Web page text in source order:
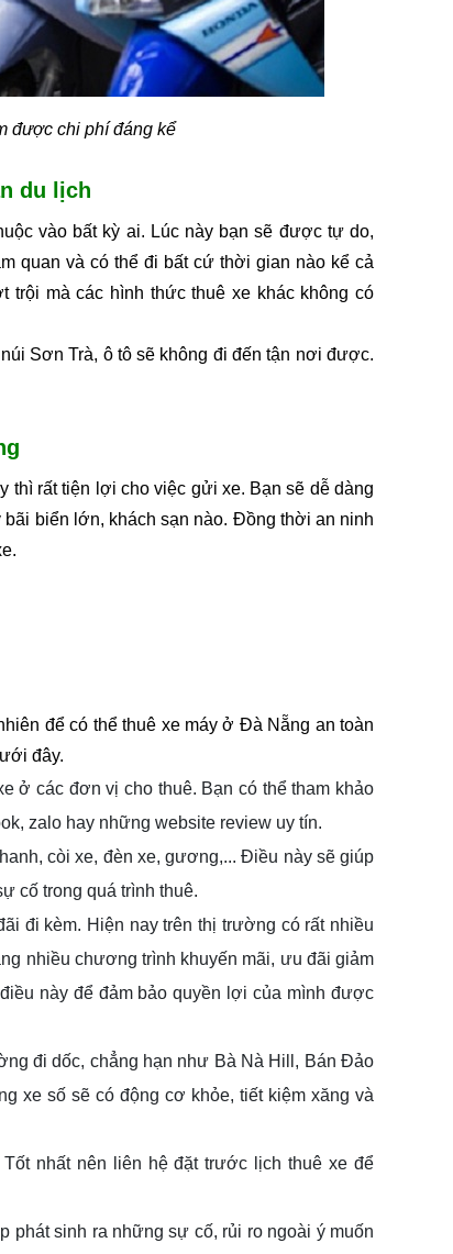
được chi phí đáng kể
du lịch
vào bất kỳ ai. Lúc này bạn sẽ được tự do,
quan và có thể đi bất cứ thời gian nào kể cả
trội mà các hình thức thuê xe khác không có
Sơn Trà, ô tô sẽ không đi đến tận nơi được.
thì rất tiện lợi cho việc gửi xe. Bạn sẽ dễ dàng
biển lớn, khách sạn nào. Đồng thời an ninh
để có thể thuê xe máy ở Đà Nẵng an toàn
đây.
ở các đơn vị cho thuê. Bạn có thể tham khảo
zalo hay những website review uy tín.
còi xe, đèn xe, gương,... Điều này sẽ giúp
cố trong quá trình thuê.
đi kèm. Hiện nay trên thị trường có rất nhiều
nhiều chương trình khuyến mãi, ưu đãi giảm
này để đảm bảo quyền lợi của mình được
đi dốc, chẳng hạn như Bà Nà Hill, Bán Đảo
xe số sẽ có động cơ khỏe, tiết kiệm xăng và
nhất nên liên hệ đặt trước lịch thuê xe để
phát sinh ra những sự cố, rủi ro ngoài ý muốn